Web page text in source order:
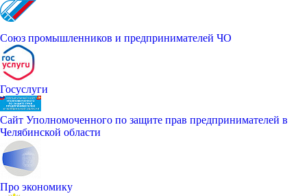
Союз промышленников и предпринимателей ЧО
Госуслуги
Сайт Уполномоченного по защите прав предпринимателей в
Челябинской области
Про экономику